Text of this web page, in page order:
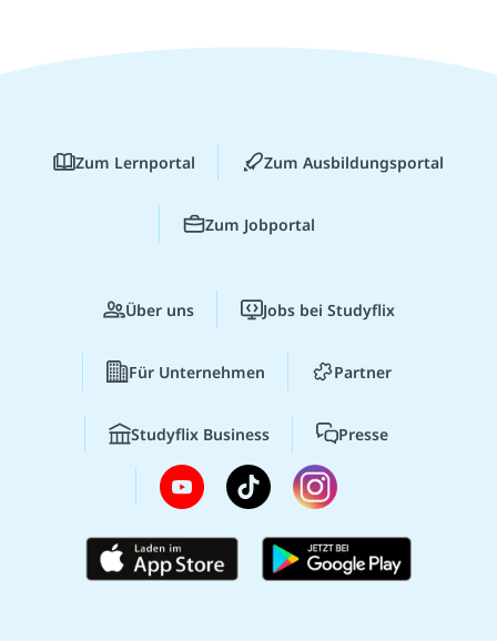
Zum Lernportal Zum Ausbildungsportal
Zum Jobportal
Über uns Jobs bei Studyflix
Für Unternehmen Partner
Studyflix Business Presse